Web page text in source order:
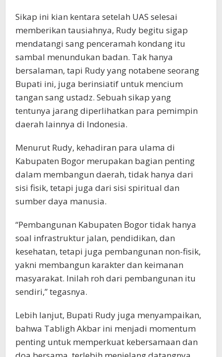
Sikap ini kian kentara setelah UAS selesai
memberikan tausiahnya, Rudy begitu sigap
mendatangi sang penceramah kondang itu
sambal menundukan badan. Tak hanya
bersalaman, tapi Rudy yang notabene seorang
Bupati ini, juga berinsiatif untuk mencium
tangan sang ustadz. Sebuah sikap yang
tentunya jarang diperlihatkan para pemimpin
daerah lainnya di Indonesia.
Menurut Rudy, kehadiran para ulama di
Kabupaten Bogor merupakan bagian penting
dalam membangun daerah, tidak hanya dari
sisi fisik, tetapi juga dari sisi spiritual dan
sumber daya manusia.
“Pembangunan Kabupaten Bogor tidak hanya
soal infrastruktur jalan, pendidikan, dan
kesehatan, tetapi juga pembangunan non-fisik,
yakni membangun karakter dan keimanan
masyarakat. Inilah roh dari pembangunan itu
sendiri,” tegasnya.
Lebih lanjut, Bupati Rudy juga menyampaikan,
bahwa Tabligh Akbar ini menjadi momentum
penting untuk memperkuat kebersamaan dan